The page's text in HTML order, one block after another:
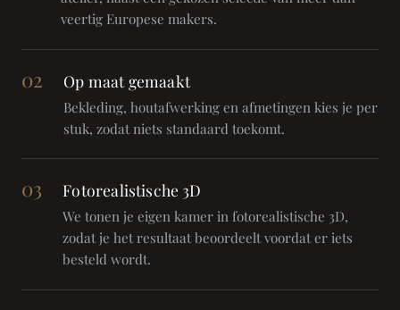
veertig Europese makers.
02 Op maat gemaakt
Bekleding, houtafwerking en afmetingen kies je per
stuk, zodat niets standaard toekomt.
03 Fotorealistische 3D
We tonen je eigen kamer in fotorealistische 3D,
zodat je het resultaat beoordeelt voordat er iets
besteld wordt.